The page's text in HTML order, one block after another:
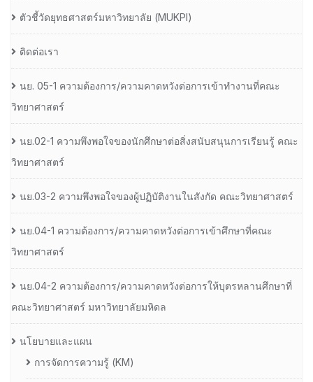
ตัวชี้วัดยุทธศาสตร์มหาวิทยาลัย (MUKPI)
ติดต่อเรา
นย. 05-1 ความต้องการ/ความคาดหวังต่อการเข้าทำงานที่คณะ
วิทยาศาสตร์
นย.02-1 ความพึงพอใจของนักศึกษาต่อสิ่งสนับสนุนการเรียนรู้ คณะ
วิทยาศาสตร์
นย.03-2 ความพึงพอใจของผู้ปฏิบัติงานในสังกัด คณะวิทยาศาสตร์
นย.04-1 ความต้องการ/ความคาดหวังต่อการเข้าศึกษาที่คณะ
วิทยาศาสตร์
นย.04-2 ความต้องการ/ความคาดหวังต่อการให้บุตรหลานศึกษาที่
คณะวิทยาศาสตร์ มหาวิทยาลัยมหิดล
นโยบายและแผน
การจัดการความรู้ (KM)